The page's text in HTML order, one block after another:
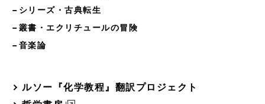
−シリーズ・古典転生
−叢書・エクリチュールの冒険
−音楽論
ルソー『化学教程』翻訳プロジェクト